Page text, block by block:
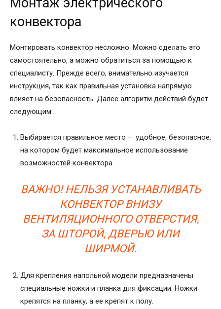
конвектора
Монтировать конвектор несложно. Можно сделать это
самостоятельно, а можно обратиться за помощью к
специалисту. Прежде всего, внимательно изучается
инструкция, так как правильная установка напрямую
влияет на безопасность. Далее алгоритм действий будет
следующим:
Выбирается правильное место — удобное, безопасное,
на котором будет максимальное использование
возможностей конвектора.
ВАЖНО! НЕЛЬЗЯ УСТАНАВЛИВАТЬ
КОНВЕКТОР ВНИЗУ
ВЕНТИЛЯЦИОННОГО ОТВЕРСТИЯ,
ЗА ШТОРОЙ, ДВЕРЬЮ ИЛИ
ШИРМОЙ.
Для крепления напольной модели предназначены
специальные ножки и планка для фиксации. Ножки
крепятся на планку, а ее крепят к полу.